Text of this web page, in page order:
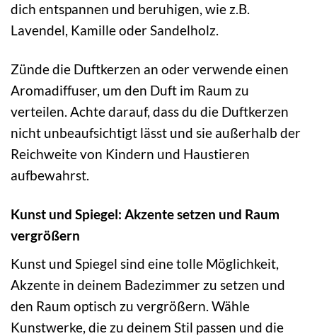
dich entspannen und beruhigen, wie z.B.
Lavendel, Kamille oder Sandelholz.
Zünde die Duftkerzen an oder verwende einen
Aromadiffuser, um den Duft im Raum zu
verteilen. Achte darauf, dass du die Duftkerzen
nicht unbeaufsichtigt lässt und sie außerhalb der
Reichweite von Kindern und Haustieren
aufbewahrst.
Kunst und Spiegel: Akzente setzen und Raum
vergrößern
Kunst und Spiegel sind eine tolle Möglichkeit,
Akzente in deinem Badezimmer zu setzen und
den Raum optisch zu vergrößern. Wähle
Kunstwerke, die zu deinem Stil passen und die